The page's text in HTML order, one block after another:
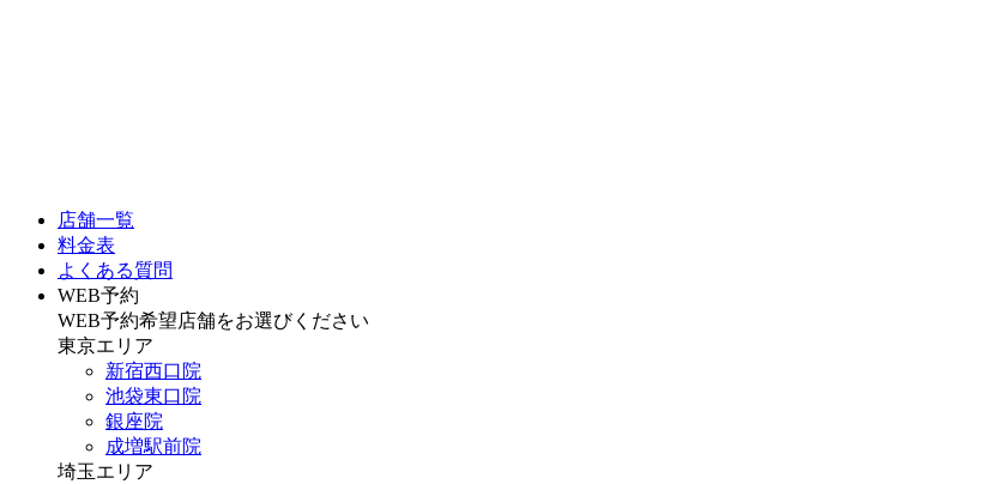
店舗一覧
料金表
よくある質問
WEB予約
WEB予約希望店舗をお選びください
東京エリア
新宿西口院
池袋東口院
銀座院
成増駅前院
埼玉エリア